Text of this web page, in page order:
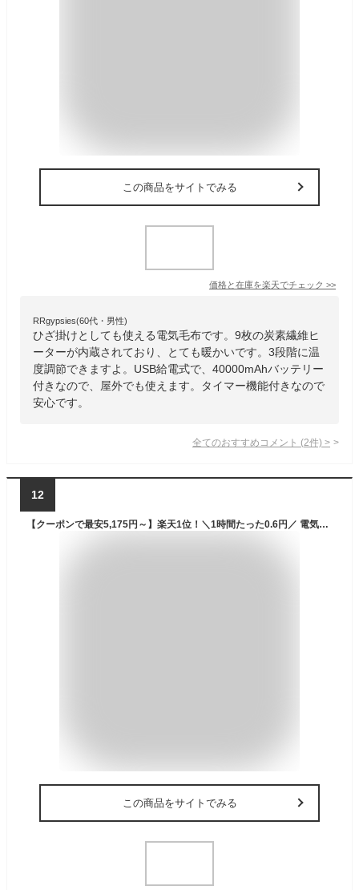
この商品をサイトでみる
価格と在庫を楽天でチェック >>
RRgypsies(60代・男性)
ひざ掛けとしても使える電気毛布です。9枚の炭素繊維ヒ
ーターが内蔵されており、とても暖かいです。3段階に温
度調節できますよ。USB給電式で、40000mAhバッテリー
付きなので、屋外でも使えます。タイマー機能付きなので
安心です。
全てのおすすめコメント (2件) >
12
【クーポンで最安5,175円～】楽天1位！＼1時間たった0.6円／ 電気毛布 掛け敷き 洗える ふわとろ毛布 電気ひざ掛け 188*130 12Hタイマー 9段階温度 抗菌防臭 自動電源オフ 電気ブランケット ダブル 省エネ 電気掛け毛布 車中泊 プレゼント エペイオス(Epeios)
この商品をサイトでみる